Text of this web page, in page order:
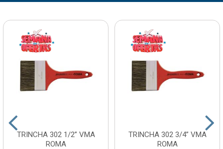
TRINCHA 302 1/2” VMA
ROMA
TRINCHA 302 3/4” VMA
ROMA